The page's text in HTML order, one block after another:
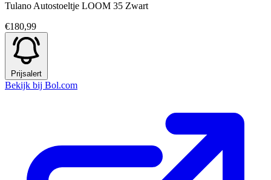
Tulano Autostoeltje LOOM 35 Zwart
€180,99
Prijsalert
Bekijk bij Bol.com